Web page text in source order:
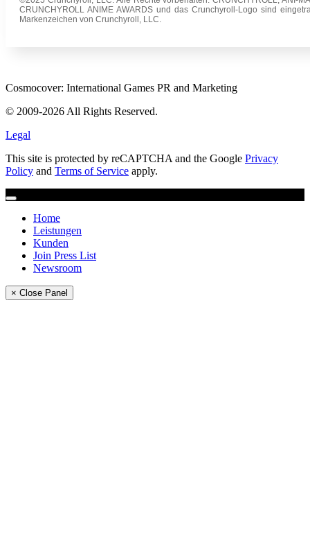
CRUNCHYROLL ANIME AWARDS und das Crunchyroll-Logo sind
Markenzeichen von Crunchyroll, LLC.
Cosmocover: International Games PR and Marketing
© 2009-2026 All Rights Reserved.
Legal
This site is protected by reCAPTCHA and the Google Privacy
Policy and Terms of Service apply.
Home
Leistungen
Kunden
Join Press List
Newsroom
× Close Panel